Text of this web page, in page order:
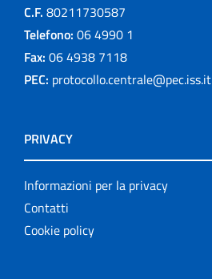
C.F. 80211730587
Telefono: 06 4990 1
Fax: 06 4938 7118
PEC: protocollo.centrale@pec.iss.it
PRIVACY
Informazioni per la privacy
Contatti
Cookie policy